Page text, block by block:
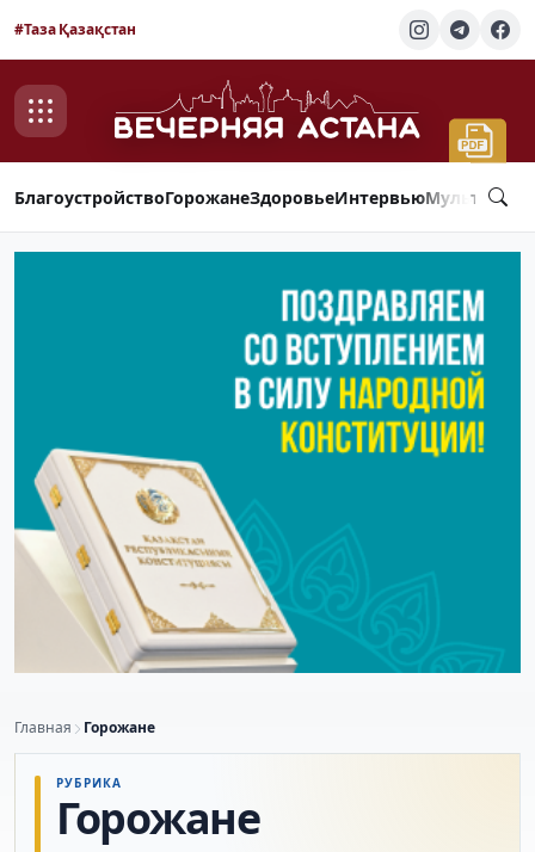
#Таза Қазақстан
БлагоустройствоГорожанеЗдоровьеИнтервью
Главная Горожане
РУБРИКА
Горожане